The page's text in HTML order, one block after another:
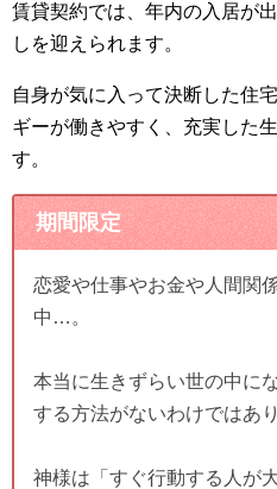
賃貸契約では、年内の入居が
しを迎えられます。
自身が気に入って決断した住
ギーが働きやすく、充実した
す。
期間限定
恋愛や仕事やお金や人間関
中…。
本当に生きずらい世の中に
する方法がないわけではあ
神様は「すぐ行動する人が